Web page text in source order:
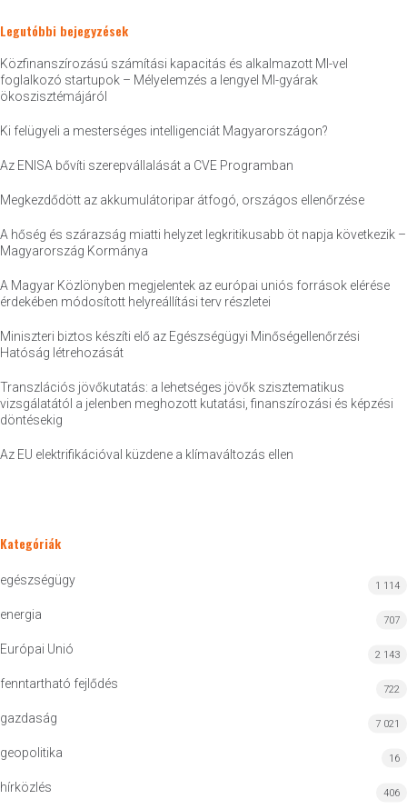
Legutóbbi bejegyzések
Közfinanszírozású számítási kapacitás és alkalmazott MI-vel
foglalkozó startupok – Mélyelemzés a lengyel MI-gyárak
ökoszisztémájáról
Ki felügyeli a mesterséges intelligenciát Magyarországon?
Az ENISA bővíti szerepvállalását a CVE Programban
Megkezdődött az akkumulátoripar átfogó, országos ellenőrzése
A hőség és szárazság miatti helyzet legkritikusabb öt napja következik –
Magyarország Kormánya
A Magyar Közlönyben megjelentek az európai uniós források elérése
érdekében módosított helyreállítási terv részletei
Miniszteri biztos készíti elő az Egészségügyi Minőségellenőrzési
Hatóság létrehozását
Transzlációs jövőkutatás: a lehetséges jövők szisztematikus
vizsgálatától a jelenben meghozott kutatási, finanszírozási és képzési
döntésekig
Az EU elektrifikációval küzdene a klímaváltozás ellen
Kategóriák
egészségügy 1 114
energia 707
Európai Unió 2 143
fenntartható fejlődés 722
gazdaság 7 021
geopolitika 16
hírközlés 406